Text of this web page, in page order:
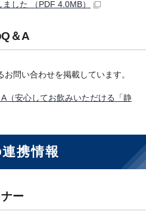
した （PDF 4.0MB）
＆A
問い合わせを掲載しています。
（安心してお飲みいただける「静
携情報
ー